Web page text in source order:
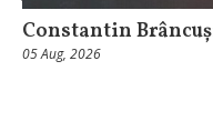
Constantin
05 Aug, 2026